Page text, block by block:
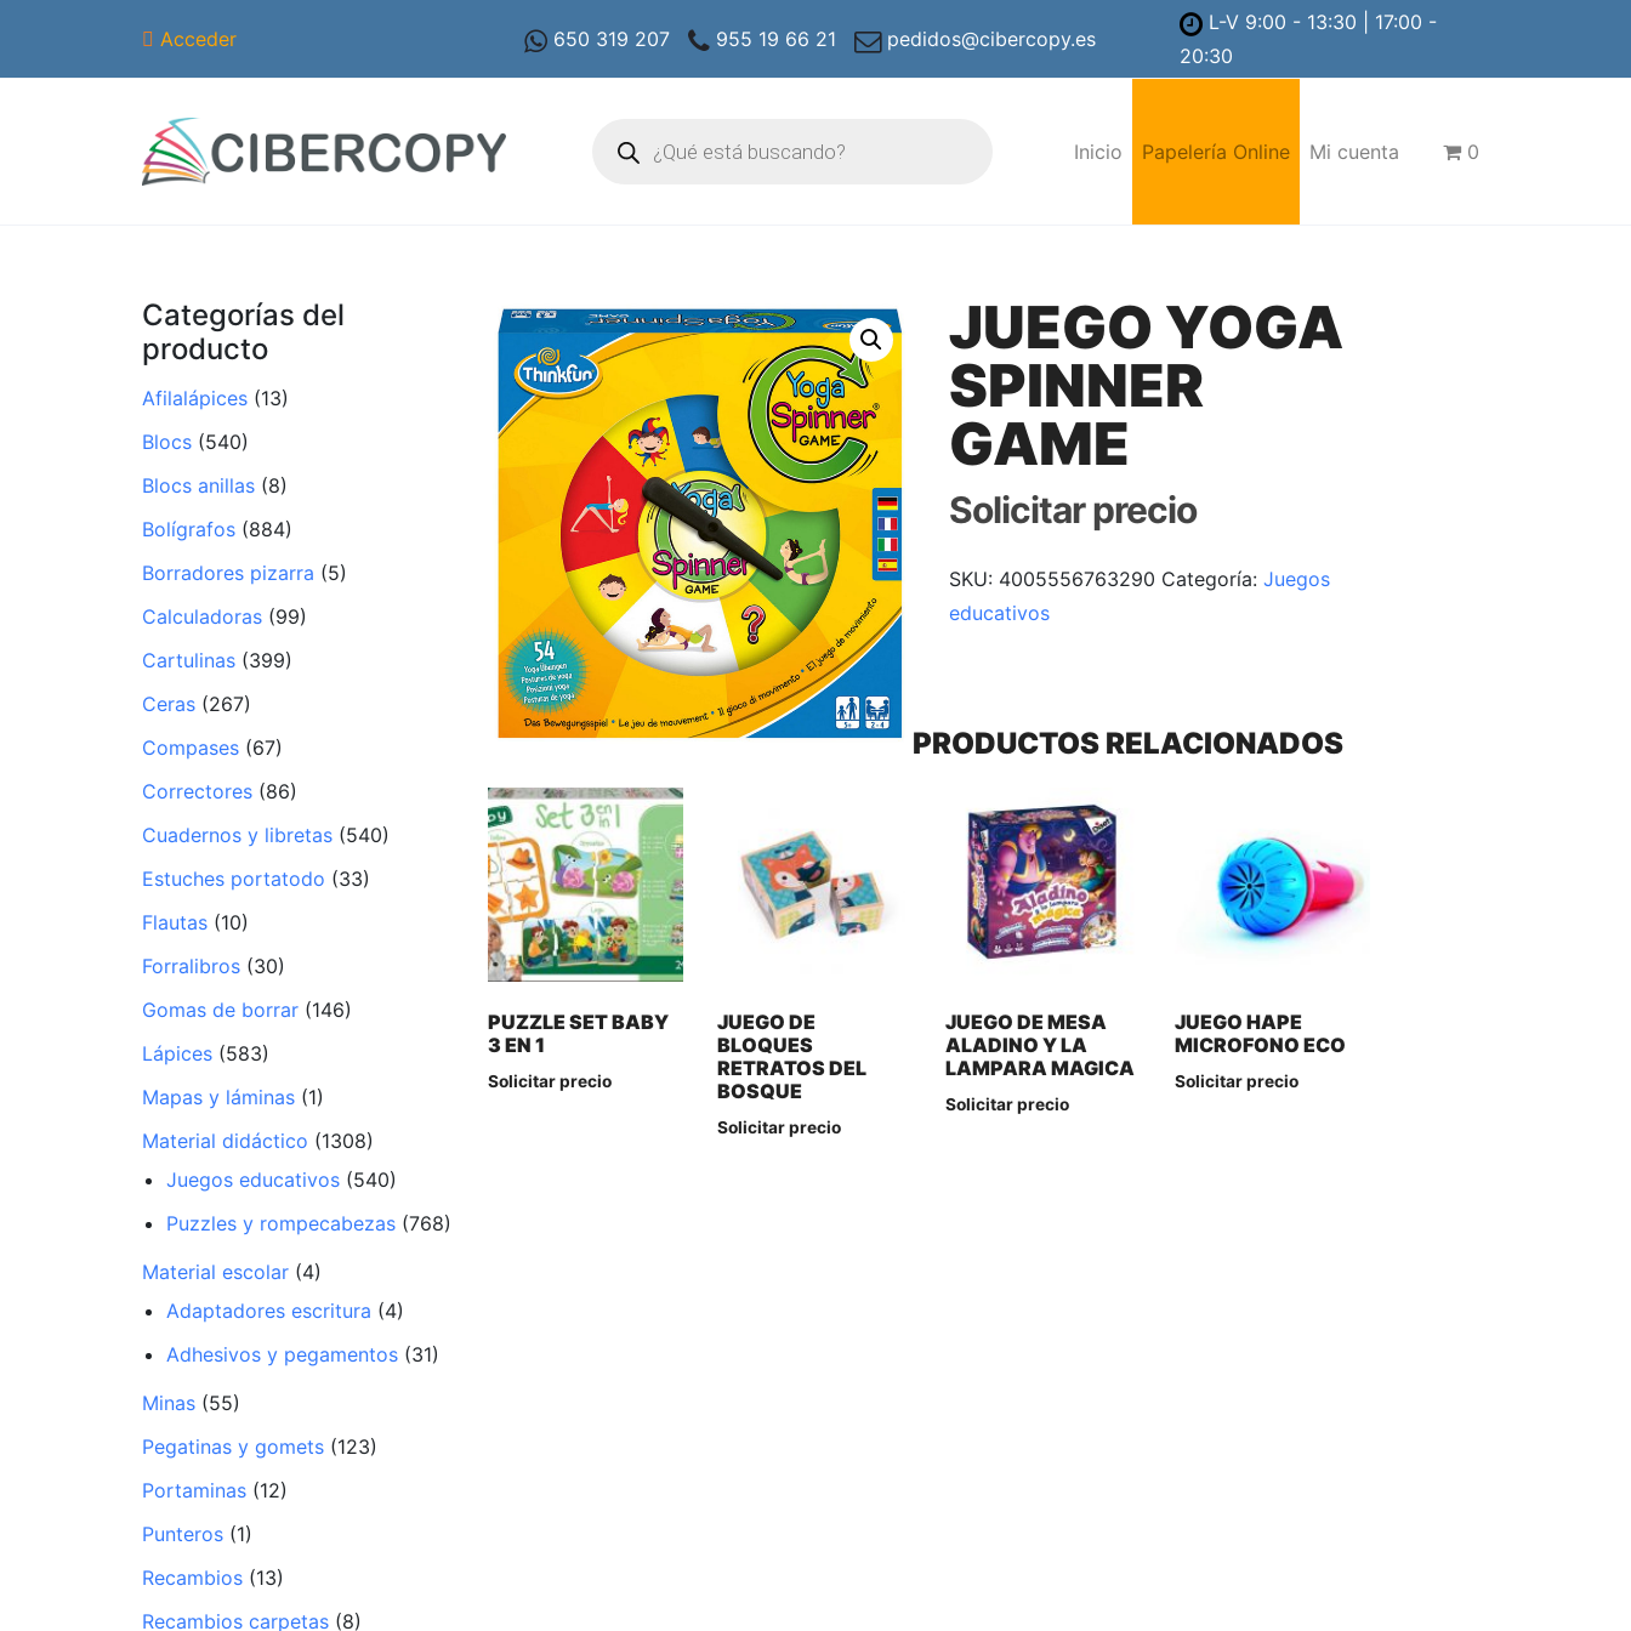
Acceder 650 319 207 955 19 66 21 pedidos@cibercopy.es
L-V 9:00 - 13:30 | 17:00 -
20:30
productos
Inicio Papelería Online Mi cuenta 0
Categorías del
producto
Afilalápices (13)
Blocs (540)
Blocs anillas (8)
Bolígrafos (884)
Borradores pizarra (5)
Calculadoras (99)
Cartulinas (399)
Ceras (267)
Compases (67)
Correctores (86)
Cuadernos y libretas (540)
Estuches portatodo (33)
Flautas (10)
Forralibros (30)
Gomas de borrar (146)
Lápices (583)
Mapas y láminas (1)
Material didáctico (1308)
Juegos educativos (540)
Puzzles y rompecabezas (768)
Material escolar (4)
Adaptadores escritura (4)
Adhesivos y pegamentos (31)
Minas (55)
Pegatinas y gomets (123)
Portaminas (12)
Punteros (1)
Recambios (13)
Recambios carpetas (8)
JUEGO YOGA
SPINNER
GAME
Solicitar precio
SKU: 4005556763290 Categoría: Juegos
educativos
PRODUCTOS RELACIONADOS
PUZZLE SET BABY
3 EN 1
Solicitar precio
JUEGO DE
BLOQUES
RETRATOS DEL
BOSQUE
Solicitar precio
JUEGO DE MESA
ALADINO Y LA
LAMPARA MAGICA
Solicitar precio
JUEGO HAPE
MICROFONO ECO
Solicitar precio